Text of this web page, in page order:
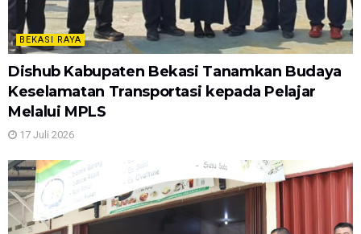
BEKASI RAYA
Dishub Kabupaten Bekasi Tanamkan Budaya
Keselamatan Transportasi kepada Pelajar
Melalui MPLS
17 Juli 2026